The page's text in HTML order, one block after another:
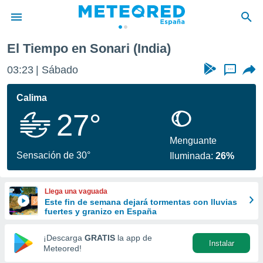
de
por
que se
calidad.
a este
las
y
forma
digital
basada
El Tiempo en Sonari (India)
03:23 Sábado ...
Calima
27°
Sensación de 30°
Menguante
Iluminada:26%
Llega una vaguada
Este fin de semana dejará tormentas con lluvias
fuertes y granizo en España
¡Descarga GRATIS la app de
Meteored!
Instalar